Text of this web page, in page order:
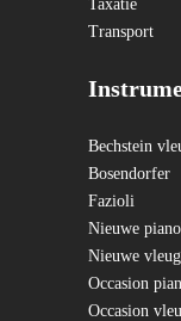
Taxatie
Transport
Bechstein
Bosendorfer
Fazioli
Nieuwe
Nieuwe
Occasion
Occasion